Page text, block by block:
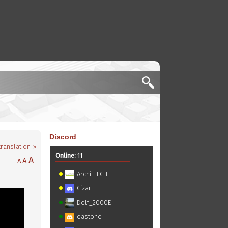
»
A AA
Discord
Online:11
Archi-TECH
Cizar
Delf_2000E
eastone